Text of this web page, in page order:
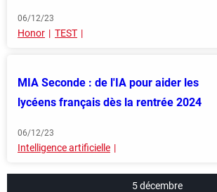
06/12/23
Honor TEST
MIA Seconde : de l'IA pour aider les
lycéens français dès la rentrée 2024
06/12/23
Intelligence artificielle
5 décembre